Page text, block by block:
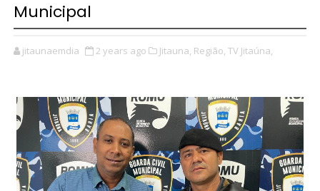
Municipal
jitaunaemdia 2 years ago Jitauna, Região, TV Jitaúna,